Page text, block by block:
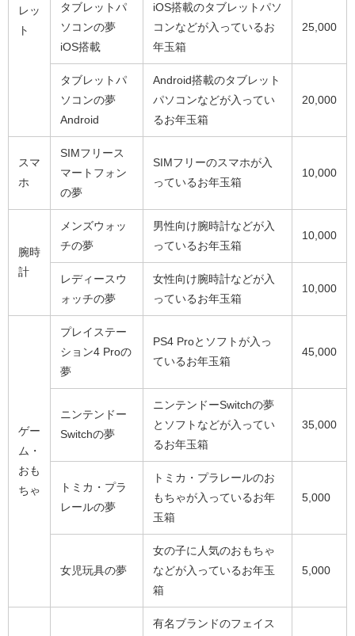
レッ
ト
タブレットパ
ソコンの夢
iOS搭載
iOS搭載のタブレットパソ
コンなどが入っているお
年玉箱
25,000
タブレットパ
ソコンの夢
Android
Android搭載のタブレット
パソコンなどが入ってい
るお年玉箱
20,000
スマ
ホ
SIMフリース
マートフォン
の夢
SIMフリーのスマホが入
っているお年玉箱
10,000
腕時
計
メンズウォッ
チの夢
男性向け腕時計などが入
っているお年玉箱
10,000
レディースウ
ォッチの夢
女性向け腕時計などが入
っているお年玉箱
10,000
ゲー
ム・
おも
ちゃ
プレイステー
ション4 Proの
夢
PS4 Proとソフトが入っ
ているお年玉箱
45,000
ニンテンドー
Switchの夢
ニンテンドーSwitchの夢
とソフトなどが入ってい
るお年玉箱
35,000
トミカ・プラ
レールの夢
トミカ・プラレールのお
もちゃが入っているお年
玉箱
5,000
女児玩具の夢
女の子に人気のおもちゃ
などが入っているお年玉
箱
5,000
有名ブランドのフェイス